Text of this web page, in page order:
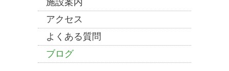
施設案内
アクセス
よくある質問
ブログ